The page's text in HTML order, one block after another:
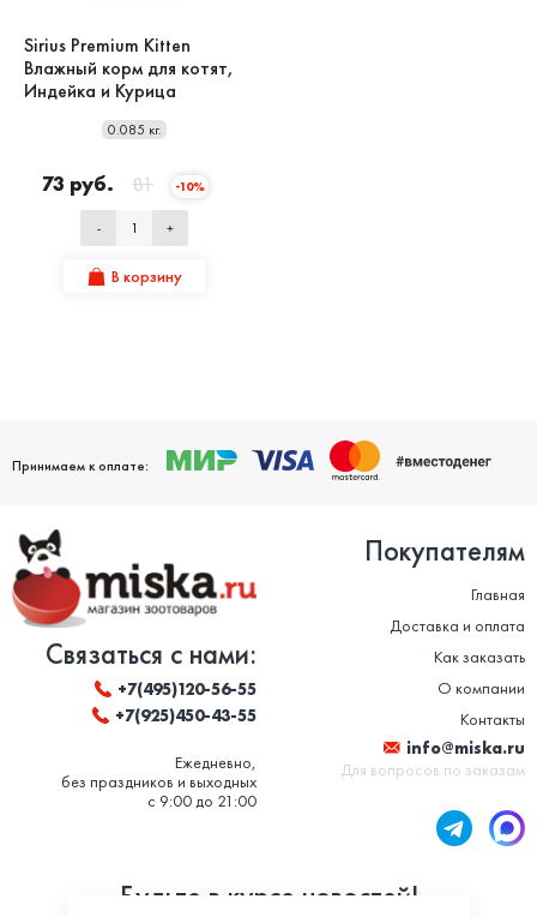
Sirius Premium Kitten
Влажный корм для котят,
Индейка и Курица
0.085 кг.
73 руб. 81 -10%
- +
В корзину
Принимаем к оплате:
Связаться с нами:
+7(495)120-56-55
+7(925)450-43-55
Ежедневно,
без праздников и выходных
с 9:00 до 21:00
Покупателям
Главная
Доставка и оплата
Как заказать
О компании
Контакты
info@miska.ru
Для вопросов по заказам
Будьте в курсе новостей!